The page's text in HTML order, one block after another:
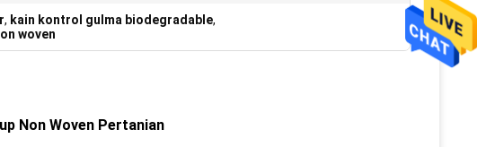
, kain kontrol gulma biodegradable,
woven
Non Woven Pertanian